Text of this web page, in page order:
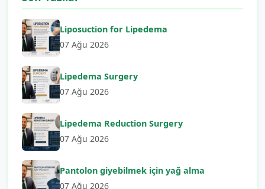
Liposuction for Lipedema
07 Ağu 2026
Lipedema Surgery
07 Ağu 2026
Lipedema Reduction Surgery
07 Ağu 2026
Pantolon giyebilmek için yağ alma
07 Ağu 2026